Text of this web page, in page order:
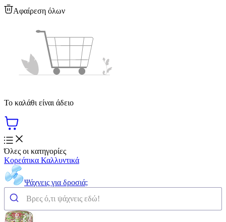
Αφαίρεση όλων
Το καλάθι είναι άδειο
Όλες οι κατηγορίες
Κορεάτικα Καλλυντικά
Ψάχνεις για δροσιά;